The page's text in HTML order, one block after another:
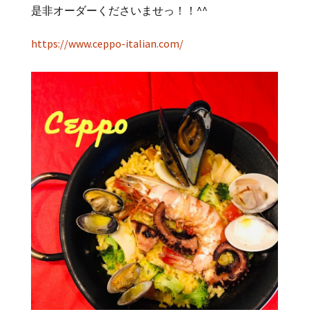
是非オーダーくださいませっ！！^^
https://www.ceppo-italian.com/